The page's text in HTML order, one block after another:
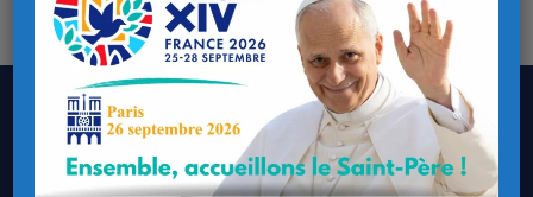
monastere-invisible-novembre-2024 Download
Le Diocèse de Quimper et Léon
Contacter le Diocèse